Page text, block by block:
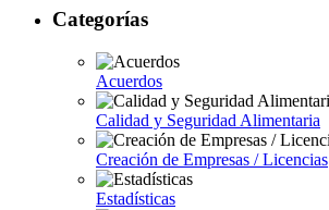
Categorías
Acuerdos
Calidad y Seguridad Alimentaria
Creación de Empresas / Licencias
Estadísticas